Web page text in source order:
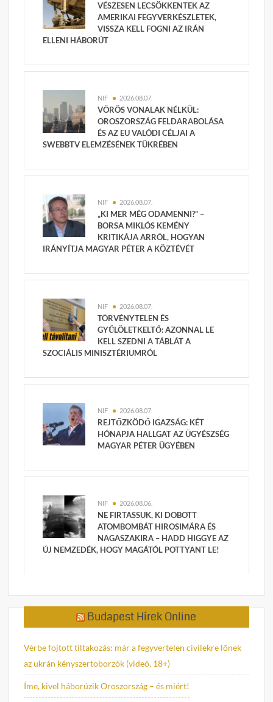
VÉSZESEN LECSÖKKENTEK AZ
AMERIKAI FEGYVERKÉSZLETEK,
VISSZA KELL FOGNI AZ IRÁN
ELLENI HÁBORÚT
NIF 2026.08.07.
VÖRÖS VONALAK NÉLKÜL:
OROSZORSZÁG FELDARABOLÁSA
ÉS AZ EU VALÓDI CÉLJAI A
SWEBBTV ELEMZÉSÉNEK TÜKRÉBEN
NIF 2026.08.07.
„KI MER MÉG ODAMENNI?” –
BORSA MIKLÓS KEMÉNY
KRITIKÁJA ARRÓL, HOGYAN
IRÁNYÍTJA MAGYAR PÉTER A KÖZTÉVÉT
NIF 2026.08.07.
TÖRVÉNYTELEN ÉS
GYŰLÖLETKELTŐ: AZONNAL LE
KELL SZEDNI A TÁBLÁT A
SZOCIÁLIS MINISZTÉRIUMRÓL
NIF 2026.08.07.
REJTŐZKÖDŐ IGAZSÁG: KÉT
HÓNAPJA HALLGAT AZ ÜGYÉSZSÉG
MAGYAR PÉTER ÜGYÉBEN
NIF 2026.08.06.
NE FIRTASSUK, KI DOBOTT
ATOMBOMBÁT HIROSIMÁRA ÉS
NAGASZAKIRA – HADD HIGGYE AZ
ÚJ NEMZEDÉK, HOGY MAGÁTÓL POTTYANT LE!
Budapest Hírek Online
Vérbe fojtott tiltakozás: már a fegyvertelen civilekre lőnek
az ukrán kényszertoborzók (videó, 18+)
Íme, kivel háborúzik Oroszország – és miért!